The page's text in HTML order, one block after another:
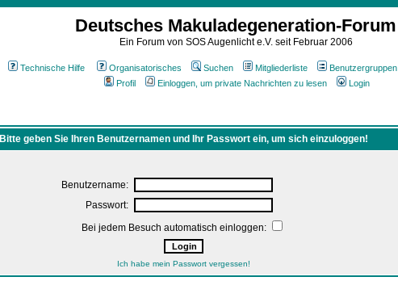
Deutsches Makuladegeneration-Forum
Ein Forum von SOS Augenlicht e.V. seit Februar 2006
Technische Hilfe Organisatorisches Suchen Mitgliederliste Benutzergruppen
Profil
Einloggen, um private Nachrichten zu lesen Login
Bitte geben Sie Ihren Benutzernamen und Ihr Passwort ein, um sich einzuloggen!
Benutzername:
Passwort:
Bei jedem Besuch automatisch einloggen:
Ich habe mein Passwort vergessen!